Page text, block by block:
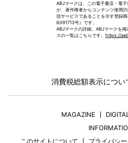
ABJマークは、この電子書店・電
が、著作権者からコンテンツ使用
信サービスであることを示す登録
6091713号）です。
ABJマークの詳細、ABJマークを掲
スの一覧はこちらです。 https://
消費税総額表示につ
MAGAZINE
このサイトについて
プライバシ